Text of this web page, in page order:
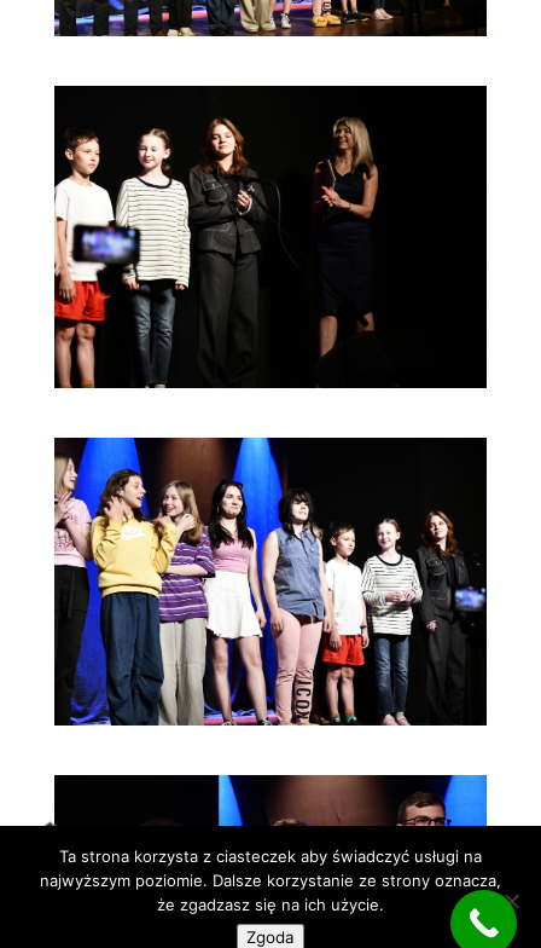
Ta strona korzysta z ciasteczek aby świadczyć usługi na
najwyższym poziomie. Dalsze korzystanie ze strony oznacza,
że zgadzasz się na ich użycie.
Zgoda